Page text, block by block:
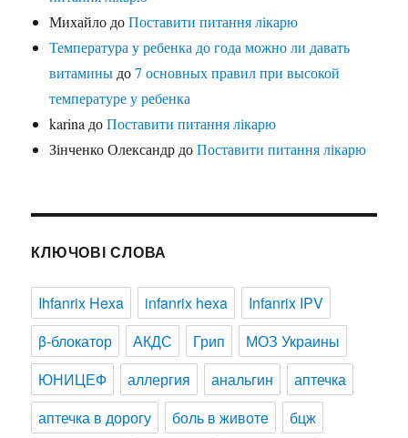
Михайло доПоставити питання лікарю
Температура у ребенка до года можно ли давать
витамины до7 основных правил при высокой
температуре у ребенка
karina доПоставити питання лікарю
Зінченко Олександр доПоставити питання лікарю
КЛЮЧОВІ СЛОВА
Ihfanrix Hexa infanrix hexa
Infanrix IPV
β-блокатор
АКДС Грип
МОЗ Украины
ЮНИЦЕФ
аллергия анальгин
аптечка
аптечка в дорогу
боль в животе
бцж